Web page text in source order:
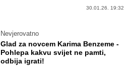
30.01.26. 19:32
Nevjerovatno
Glad za novcem Karima Benzeme -
Pohlepa kakvu svijet ne pamti,
odbija igrati!